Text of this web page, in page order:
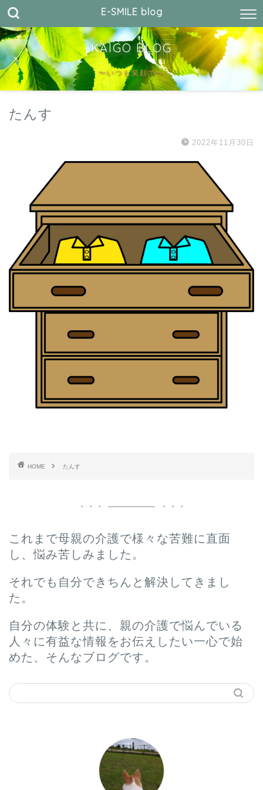
E-SMILE blog
KAIGO BLOG
〜いつも笑顔で〜
たんす
2022年11月30日
HOME たんす
これまで母親の介護で様々な苦難に直面
し、悩み苦しみました。
それでも自分できちんと解決してきまし
た。
自分の体験と共に、親の介護で悩んでいる
人々に有益な情報をお伝えしたい一心で始
めた、そんなブログです。
プロフィール